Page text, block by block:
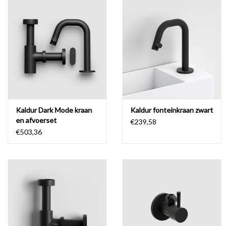
Compact, minimalistisch en ideaal voor kleine toiletruimtes. De
Flush fonteinen serie van Clou is speciaal ontworpen voor het
toilet en in zijn design volledig afgestemd op het gebruik in ruimtes
van beperkte omvang. De vorm, het ontwerp, de afmeting en de
prijs kloppen helemaal en zijn volledig in verhouding.
De Flush 5 toilet fontein is een compacte hoekfontein en daarmee
Clou heeft voor Flush een speciale Minisuk fonteinsifon
te versterken en het design gehalte hoog te houden. Zo blijft de
Kaldur Dark Mode kraan
en afvoerset
€503,36
Kaldur fonteinkraan zwart
€239,58